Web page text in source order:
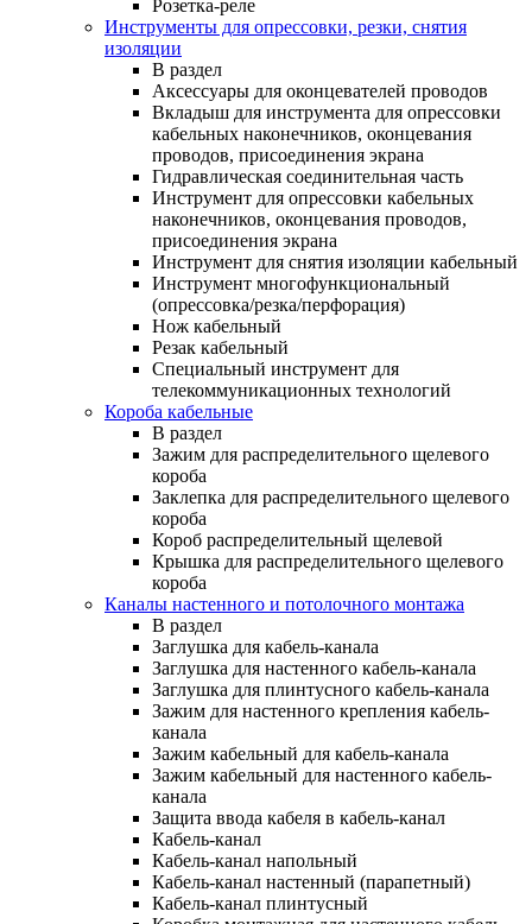
Розетка-реле
Инструменты для опрессовки, резки, снятия
изоляции
В раздел
Аксессуары для оконцевателей проводов
Вкладыш для инструмента для опрессовки
кабельных наконечников, оконцевания
проводов, присоединения экрана
Гидравлическая соединительная часть
Инструмент для опрессовки кабельных
наконечников, оконцевания проводов,
присоединения экрана
Инструмент для снятия изоляции кабельный
Инструмент многофункциональный
(опрессовка/резка/перфорация)
Нож кабельный
Резак кабельный
Специальный инструмент для
телекоммуникационных технологий
Короба кабельные
В раздел
Зажим для распределительного щелевого
короба
Заклепка для распределительного щелевого
короба
Короб распределительный щелевой
Крышка для распределительного щелевого
короба
Каналы настенного и потолочного монтажа
В раздел
Заглушка для кабель-канала
Заглушка для настенного кабель-канала
Заглушка для плинтусного кабель-канала
Зажим для настенного крепления кабель-
канала
Зажим кабельный для кабель-канала
Зажим кабельный для настенного кабель-
канала
Защита ввода кабеля в кабель-канал
Кабель-канал
Кабель-канал напольный
Кабель-канал настенный (парапетный)
Кабель-канал плинтусный